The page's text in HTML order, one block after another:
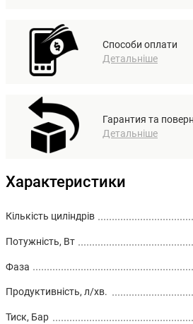
Способи оплати
Детальніше
Гарантия та
Детальніше
Характеристики
Кількість циліндрів
Потужність, Вт
Фаза
Продуктивність, л/хв.
Тиск, Бар